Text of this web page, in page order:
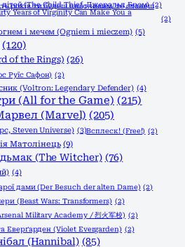
дітей (The Child Thief, Джеральд Бром) (2)
років ти будеш цнотливим, то станеш
Years of Virginity Can Make You a
(2)
і мечем (Ogniem i mieczem) (5)
(120)
of the Rings) (26)
Руїс Сафон) (2)
(Voltron: Legendary Defender) (4)
(All for the Game) (215)
(Marvel) (205)
Steven Universe) (3)Всплеск! (Free!) (2)
Матолінець (9)
(The Witcher) (76)
(4)
дами (Der Besuch der alten Dame) (2)
(Beast Wars: Transformers) (2)
Military Academy / 烈火军校) (2)
Еверґарден (Violet Evergarden) (2)
(Hannibal) (85)